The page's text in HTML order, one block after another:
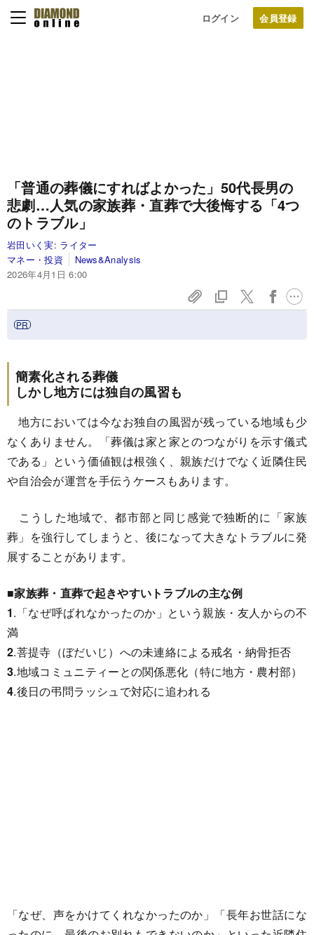
ログイン
「普通の葬儀にすればよかった」50代長男の
悲劇…人気の家族葬・直葬で大後悔する「4つ
のトラブル」
岩田いく実: ライター
マネー・投資
News&Analysis
2026年4月1日 6:00
簡素化される葬儀
しかし地方には独自の風習も
地方においては今なお独自の風習が残っている地域も少
なくありません。「葬儀は家と家とのつながりを示す儀式
である」という価値観は根強く、親族だけでなく近隣住民
や自治会が運営を手伝うケースもあります。
こうした地域で、都市部と同じ感覚で独断的に「家族
葬」を強行してしまうと、後になって大きなトラブルに発
展することがあります。
■家族葬・直葬で起きやすいトラブルの主な例
1.「なぜ呼ばれなかったのか」という親族・友人からの不
満
2.菩提寺（ぼだいじ）への未連絡による戒名・納骨拒否
3.地域コミュニティーとの関係悪化（特に地方・農村部）
4.後日の弔問ラッシュで対応に追われる
「なぜ、声をかけてくれなかったのか」「長年お世話にな